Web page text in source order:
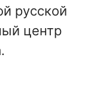
русской
центр